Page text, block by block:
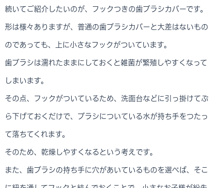
続いてご紹介したいのが、フックつきの歯ブラシカバーです。
形は様々ありますが、普通の歯ブラシカバーと大差はないもの
のであっても、上に小さなフックがついています。
歯ブラシは濡れたままにしておくと雑菌が繁殖しやすくなって
しまいます。
その点、フックがついているため、洗面台などに引っ掛けてぶ
ら下げておくだけで、ブラシについている水が持ち手をつたっ
て落ちてくれます。
そのため、乾燥しやすくなるという考えです。
また、歯ブラシの持ち手に穴があいているものを選べば、そこ